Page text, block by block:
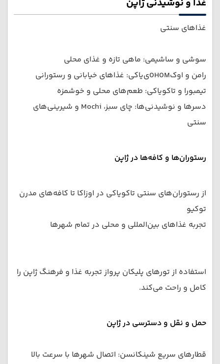
غذا و نوشیدنی ژاپن
غذاهای سنتی
سوشی و ساشیمی: ماهی تازه و غذای محلی
رامن و اوکономی‌یاکی: غذاهای خیابانی و رستورانی
تیمبورا و تاکویاکی: طعم‌های محلی و خوشمزه
دسرها و نوشیدنی‌ها: چای سبز، Mochi و شیرینی‌های
سنتی
رستوران‌ها و کافه‌ها در ژاپن
از رستوران‌های سنتی تاکویاکی در اوزاکا تا کافه‌های مدرن
توکیو
تجربه غذاهای بین‌المللی و محلی در تمام شهرها
استفاده از تورهای پلیکان پرواز تجربه غذا و فرهنگ ژاپن را
کامل و راحت می‌کند.
حمل و نقل و دسترسی در ژاپن
قطارهای سریع شینکانسن: اتصال شهرها با سرعت بالا